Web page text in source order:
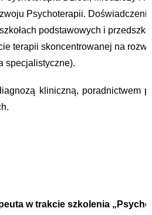
Psychoterapii.
podstawowych i
terapii skoncentrowanej na
specjalistyczne).
kliniczną, poradnictwem
w trakcie szkolenia